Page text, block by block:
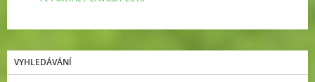
VYHLEDÁVÁNÍ